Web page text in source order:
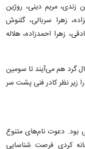
زندی، مریم دینی، روژین
زهرا سربالی، گلنوش
زهرا احمدزاده، هلاله
مرکز ملی فوتبال گرد هم می‌آیند تا سومین
مرحله تمرینات پیش از جام ملت‌های آسیا ۲۰۲۶ را زیر نظر کادر فنی پشت سر
بود. دعوت نام‌های متنوع
کردی فرصت شناسایی